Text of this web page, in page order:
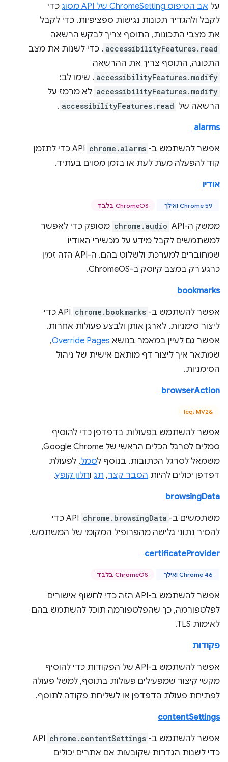
על אב הטיפוס ChromeSetting של API מסוג
כדי
לקבל ולהגדיר תכונות נגישות ספציפיות. כדי לקבל
את מצבי התכונות, התוסף צריך לבקש הרשאה
accessibilityFeatures.read . כדי לשנות את מצב
התכונה, התוסף צריך את ההרשאה
accessibilityFeatures.modify . שימו לב:
accessibilityFeatures.modify לא מרמז על
הרשאה של accessibilityFeatures.read
.
alarms
אפשר להשתמש ב- chrome.alarms
API כדי לתזמן
קוד להפעלה מעת לעת או בזמן מסוים בעתיד.
אודיו
Chrome 59 ואילך ChromeOS בלבד
ממשק ה-API‏ chrome.audio מסופק כדי לאפשר
למשתמשים לקבל מידע על מכשירי האודיו
שמחוברים למערכת ולשלוט בהם. ה-API הזה זמין
כרגע רק במצב קיוסק ב-ChromeOS.
bookmarks
אפשר להשתמש ב- chrome.bookmarks
API כדי
ליצור סימניות, לארגן אותן ולבצע פעולות אחרות.
אפשר גם לעיין במאמר בנושא Override Pages
,
שמתאר איך ליצור דף מותאם אישית של ניהול
הסימניות.
browserAction
‫&leq; MV2
אפשר להשתמש בפעולות בדפדפן כדי להוסיף
סמלים לסרגל הכלים הראשי של Google Chrome,
משמאל לסרגל הכתובות. בנוסף לסמל, לפעולת
דפדפן יכולים להיות הסבר קצר, תג וחלון קופץ.
browsingData
משתמשים ב- chrome.browsingData
API כדי
להסיר נתוני גלישה מהפרופיל המקומי של המשתמש.
certificateProvider
Chrome 46 ואילך ChromeOS בלבד
אפשר להשתמש ב-API הזה כדי לחשוף אישורים
לפלטפורמה, כך שהפלטפורמה תוכל להשתמש בהם
לאימות TLS.
פקודות
אפשר להשתמש ב-API של הפקודות כדי להוסיף
מקשי קיצור שמפעילים פעולות בתוסף, למשל פעולה
לפתיחת פעולת הדפדפן או לשליחת פקודה לתוסף.
contentSettings
אפשר להשתמש ב- chrome.contentSettings
API
כדי לשנות הגדרות שקובעות אם אתרים יכולים